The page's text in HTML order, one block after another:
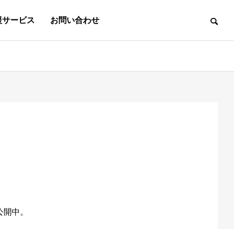
ービス お問い合わせ
保守
報セキュリティ方針
グ
中。